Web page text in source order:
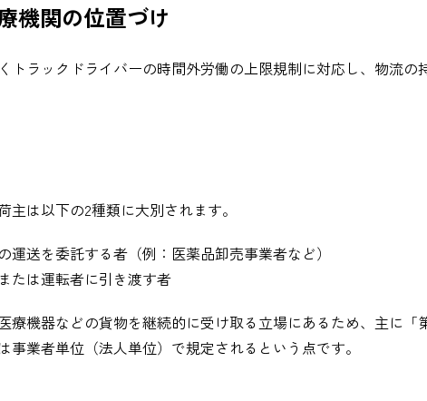
機関の位置づけ
トラックドライバーの時間外労働の上限規制に対応し、物流の
は以下の2種類に大別されます。
送を委託する者（例：医薬品卸売事業者など）
たは運転者に引き渡す者
療機器などの貨物を継続的に受け取る立場にあるため、主に「
業者単位（法人単位）で規定されるという点です。